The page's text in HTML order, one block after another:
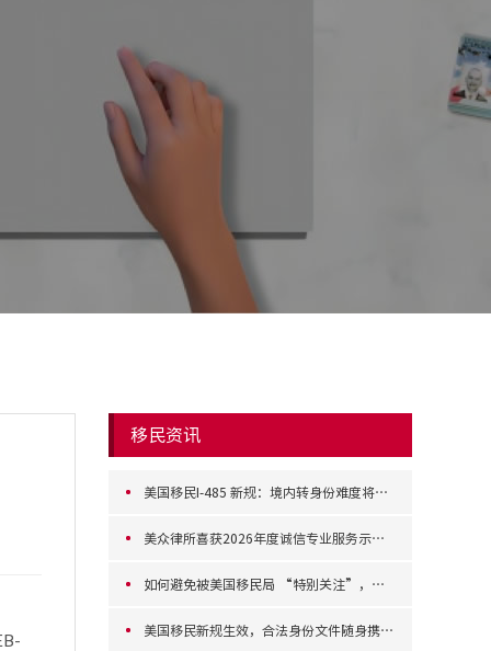
移民资讯
美国移民I-485 新规：境内转身份难度将显著增加
美众律所喜获2026年度诚信专业服务示范机构 共赴移民行业新征程
如何避免被美国移民局 “特别关注”，提高移民申请成功率？
美国移民新规生效，合法身份文件随身携带成强制要求